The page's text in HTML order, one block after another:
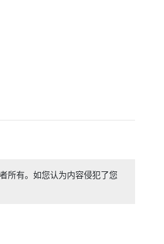
所有。如您认为内容侵犯了您